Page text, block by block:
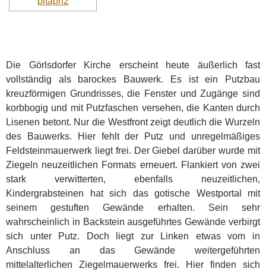
Die Görlsdorfer Kirche erscheint heute äußerlich fast
vollständig als barockes Bauwerk. Es ist ein Putzbau
kreuzförmigen Grundrisses, die Fenster und Zugänge sind
korbbogig und mit Putzfaschen versehen, die Kanten durch
Lisenen betont. Nur die Westfront zeigt deutlich die Wurzeln
des Bauwerks. Hier fehlt der Putz und unregelmäßiges
Feldsteinmauerwerk liegt frei. Der Giebel darüber wurde mit
Ziegeln neuzeitlichen Formats erneuert. Flankiert von zwei
stark verwitterten, ebenfalls neuzeitlichen,
Kindergrabsteinen hat sich das gotische Westportal mit
seinem gestuften Gewände erhalten. Sein sehr
wahrscheinlich in Backstein ausgeführtes Gewände verbirgt
sich unter Putz. Doch liegt zur Linken etwas vom in
Anschluss an das Gewände weitergeführten
mittelalterlichen Ziegelmauerwerks frei. Hier finden sich